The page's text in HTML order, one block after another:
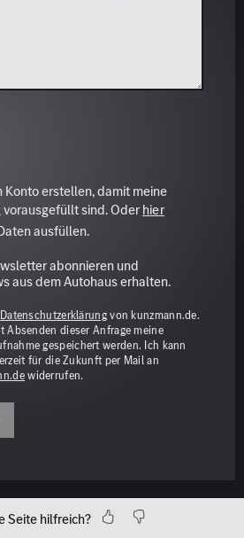
Konto erstellen, damit meine
sind. Oderhier
ausfüllen.
abonnieren und
aus dem Autohaus erhalten.
Datenschutzerklärungvon kunzmann.de.
Absenden dieser Anfrage meine
gespeichert werden. Ich kann
für die Zukunft per Mail an
widerrufen.
Seite hilfreich?